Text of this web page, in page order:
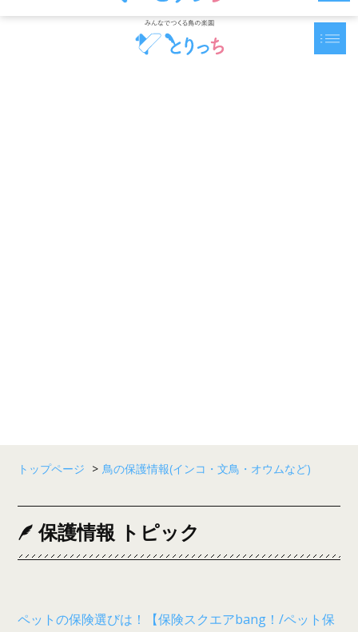
トップページ > 鳥の保護情報(インコ・文鳥・オウムなど)
保護情報 トピック
ペットの保険選びは！【保険スクエアbang！/ペット保